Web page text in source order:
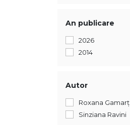
An publicare
2026
2014
Autor
Roxana Gamarţ
Sinziana Ravini